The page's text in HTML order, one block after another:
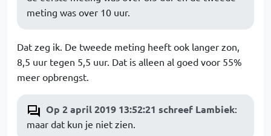
meting was over 10 uur.
Dat zeg ik. De tweede meting heeft ook langer zon,
8,5 uur tegen 5,5 uur. Dat is alleen al goed voor 55%
meer opbrengst.
Op 2 april 2019 13:52:21 schreef Lambiek:
maar dat kun je niet zien.